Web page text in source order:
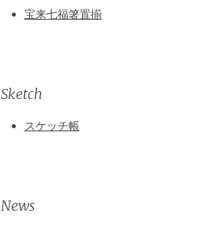
宝来七福箸置揃
Sketch
スケッチ帳
News